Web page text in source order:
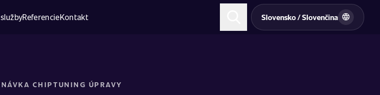
ReferencieKontakt Slovensko / Slovenčina
CHIPTUNING ÚPRAVY